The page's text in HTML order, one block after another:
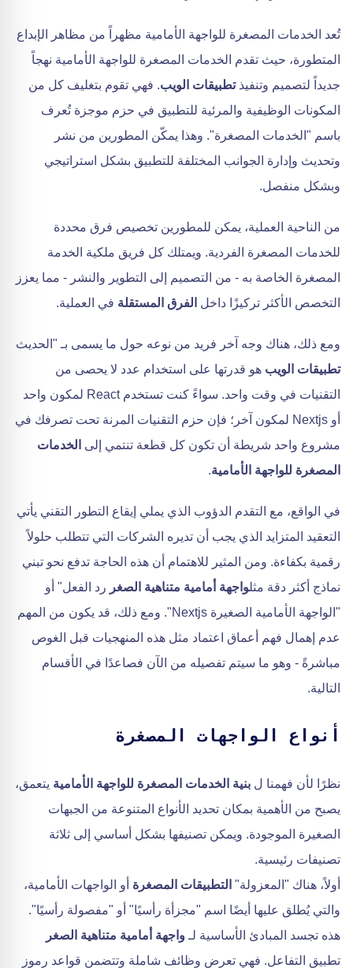
تُعد الخدمات المصغرة للواجهة الأمامية مظهراً من مظاهر الإبداع
المتطورة، حيث تقدم الخدمات المصغرة للواجهة الأمامية نهجاً
جديداً لتصميم وتنفيذتطبيقات الويب. فهي تقوم بتغليف كل من
المكونات الوظيفية والمرئية للتطبيق في حزم موجزة تُعرف
باسم "الخدمات المصغرة". وهذا يمكّن المطورين من نشر
وتحديث وإدارة الجوانب المختلفة للتطبيق بشكل استراتيجي
وبشكل منفصل.
من الناحية العملية، يمكن للمطورين تخصيص فرق محددة
للخدمات المصغرة الفردية. ويمتلك كل فريق ملكية الخدمة
المصغرة الخاصة به - من التصميم إلى التطوير والنشر - مما يعزز
التخصص الأكثر تركيزًا داخل الفرق المستقلة في العملية.
ومع ذلك، هناك وجه آخر فريد من نوعه حول ما يسمى بـ "الحديث
تطبيقات الويب هو قدرتها على استخدام عدد لا يحصى من
التقنيات في وقت واحد. سواءً كنت تستخدم React لمكون واحد
أو Nextjs لمكون آخر؛ فإن حزم التقنيات المرنة تحت تصرفك في
مشروع واحد شريطة أن تكون كل قطعة تنتمي إلى الخدمات
المصغرة للواجهة الأمامية.
في الواقع، مع التقدم الدؤوب الذي يملي إيقاع التطور التقني يأتي
التعقيد المتزايد الذي يجب أن تديره الشركات التي تتطلب حلولاً
رقمية بكفاءة. ومن المثير للاهتمام أن هذه الحاجة تدفع نحو تبني
نماذج أكثر دقة مثلواجهة أمامية متناهية الصغر رد الفعل" أو
"الواجهة الأمامية الصغيرة Nextjs". ومع ذلك، قد يكون من المهم
عدم إهمال فهم أعماق اعتماد مثل هذه المنهجيات قبل الغوص
مباشرةً - وهو ما سيتم تفصيله من الآن فصاعدًا في الأقسام
التالية.
أنواع الواجهات المصغرة
نظرًا لأن فهمنا ل بنية الخدمات المصغرة للواجهة الأمامية يتعمق،
يصبح من الأهمية بمكان تحديد الأنواع المتنوعة من الجبهات
الصغيرة الموجودة. ويمكن تصنيفها بشكل أساسي إلى ثلاثة
تصنيفات رئيسية.
أولاً، هناك "المعزولة" التطبيقات المصغرة أو الواجهات الأمامية،
والتي يُطلق عليها أيضًا اسم "مجزأة رأسيًا" أو "مفصولة رأسيًا".
هذه تجسد المبادئ الأساسية لـ واجهة أمامية متناهية الصغر
تطبيق التفاعل. فهي تعرض وظائف شاملة وتتضمن قواعد رموز